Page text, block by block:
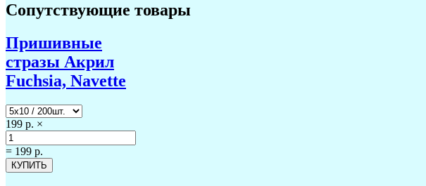
Сопутствующие товары
Пришивные
стразы Акрил
Fuchsia, Navette
199 р. ×
= 199 р.